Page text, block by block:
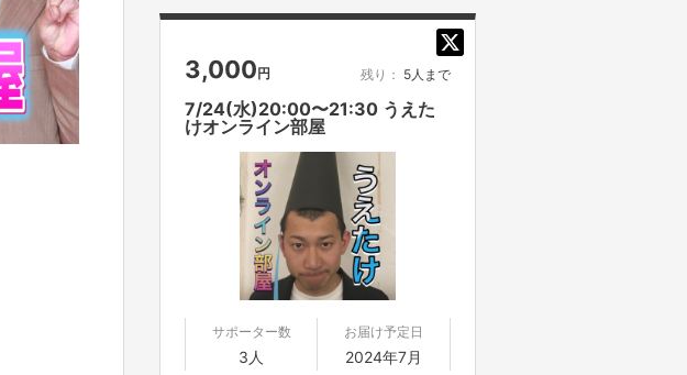
■オンライン会議ツールで参加者全員
を同時につなぎ、それぞれリモートで
ご参加いただきます。直接お会いする
ことはできませんので、ご了承くださ
■コミュニケーションには「Zoom」を
使用させていただきます。Zoomを使
用できる環境を整えていただき、電波
のいい環境でおつなぎください。
■参加方法は支援者の方に、リターン
実施日の１２時までに案内をメッセー
ジにてお送りいたします。
3,000円 残り： 5人まで
7/24(水)20:00〜21:30 うえた
けオンライン部屋
サポーター数
3人
お届け予定日
2024年7月